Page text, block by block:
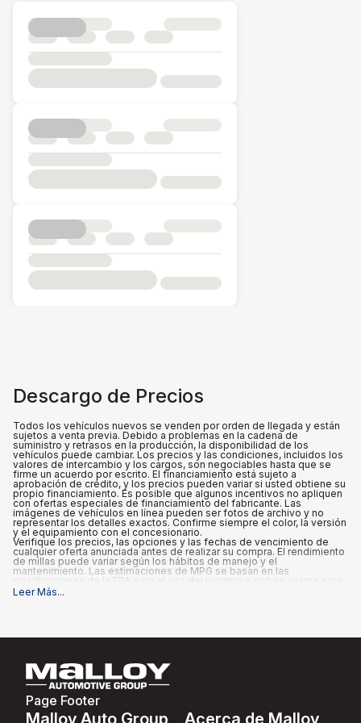
Descargo de Precios
Todos los vehículos nuevos se venden por orden de llegada y están
sujetos a venta previa. Debido a problemas en la cadena de
suministro y retrasos en la producción, la disponibilidad de los
vehículos puede cambiar. Los precios y las condiciones, incluidos los
valores de intercambio y los cargos, son negociables hasta que se
firme un acuerdo por escrito. El financiamiento está sujeto a
aprobación de crédito, y los precios pueden variar si usted obtiene su
propio financiamiento. Es posible que algunos incentivos no apliquen
con ofertas especiales de financiamiento del fabricante. Las
imágenes de vehículos en línea pueden ser fotos de archivo y no
representar los detalles exactos. Confirme siempre el color, la versión
y el equipamiento con el concesionario.
Verifique los precios, las opciones y las fechas de vencimiento de
cualquier oferta anunciada antes de realizar su compra. El rendimiento
de millas puede variar según los hábitos de manejo y el
mantenimiento. Las estimaciones de MPG se basan en las
clasificaciones de la EPA para el año del modelo y deben usarse solo
para fines de comparación.
los que califican todos los consumidores. Pueden existir reembolsos
o incentivos adicionales según la elegibilidad. Estos incentivos y
precios están sujetos a cambios según los programas del fabricante.
Qué no está incluido:
Todos los precios anunciados EXCLUYEN el equipo opcional
seleccionado por el comprador, así como los impuestos estatales y
Leer Más...
Page Footer
Malloy Auto Group Acerca de Malloy